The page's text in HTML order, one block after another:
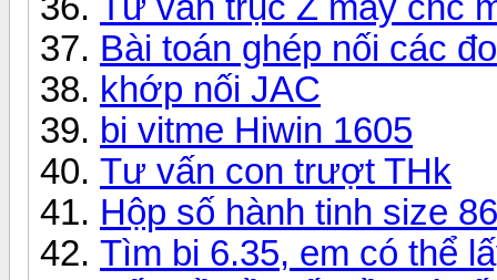
Bài toán ghép nối các
khớp nối JAC
bi vitme Hiwin 1605
Tư vấn con trượt THk
Hộp số hành tinh size
Tìm bi 6.35, em có thể